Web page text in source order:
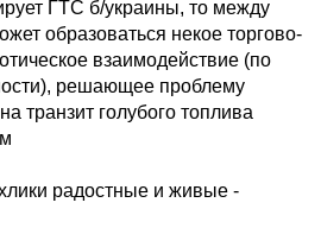
ГТС б/украины, то между
образоваться некое торгово-
взаимодействие (по
решающее проблему
транзит голубого топлива
радостные и живые -